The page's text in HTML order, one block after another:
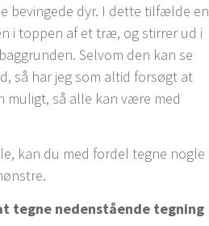
bevingede dyr. I dette tilfælde en
i toppen af et træ, og stirrer ud i
Selvom den kan se
så har jeg som altid forsøgt at
muligt, så alle kan være med
kan du med fordel tegne nogle
tegne nedenstående tegning